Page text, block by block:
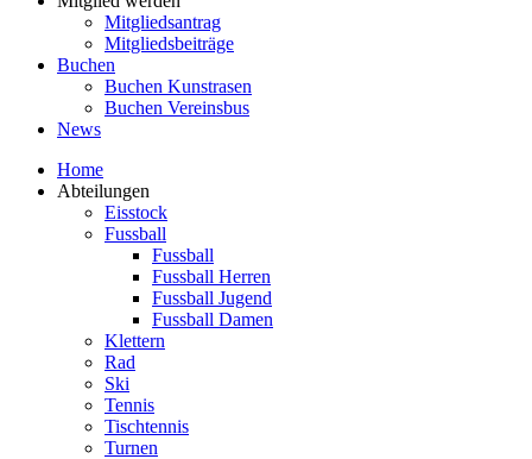
Mitgliedsantrag
Mitgliedsbeiträge
Buchen
Buchen Kunstrasen
Buchen Vereinsbus
News
Home
Abteilungen
Eisstock
Fussball
Fussball
Fussball Herren
Fussball Jugend
Fussball Damen
Klettern
Rad
Ski
Tennis
Tischtennis
Turnen